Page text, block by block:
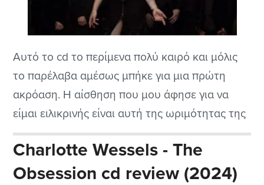
Αυτό το cd το περίμενα πολύ καιρό και μόλις
το παρέλαβα αμέσως μπήκε για μια πρώτη
ακρόαση. Η αίσθηση που μου άφησε για να
είμαι ειλικρινής είναι αυτή της ωριμότητας της
μπάντας που, σε συνδυασμό με το μεγάλο
ταλέντο του μαέστρου Tuomas αλλά και την
εκτελεστική δεινότητα της αγαπητής Floor που
Charlotte Wessels - The
Obsession cd review (2024)